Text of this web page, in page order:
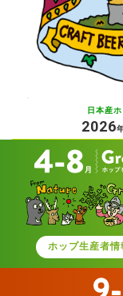
日本産
2026
ホップ生産者情